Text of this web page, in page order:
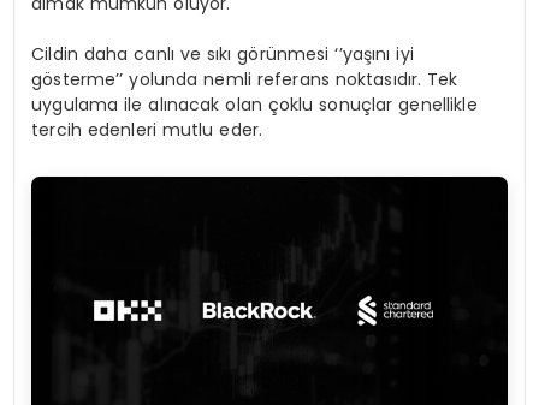
Cildin daha canlı ve sıkı görünmesi ‘’yaşını iyi
gösterme’’ yolunda nemli referans noktasıdır. Tek
uygulama ile alınacak olan çoklu sonuçlar genellikle
tercih edenleri mutlu eder.